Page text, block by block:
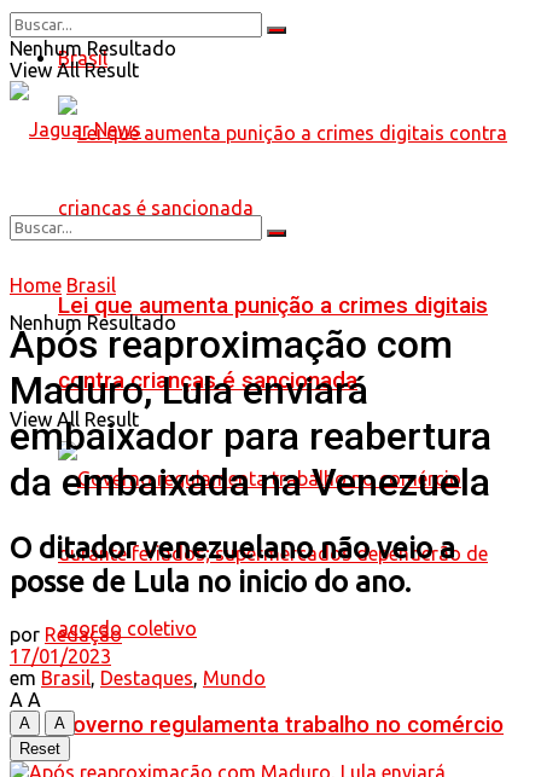
Brasil
Lei que aumenta punição a crimes digitais
contra crianças é sancionada
Governo regulamenta trabalho no comércio
Nenhum Resultado
View All Result
Nenhum Resultado
View All Result
Home Brasil
Após reaproximação com
Maduro, Lula enviará
embaixador para reabertura
da embaixada na Venezuela
O ditador venezuelano não veio a
posse de Lula no inicio do ano.
por Redação
17/01/2023
em Brasil, Destaques, Mundo
A A
A
A
Reset